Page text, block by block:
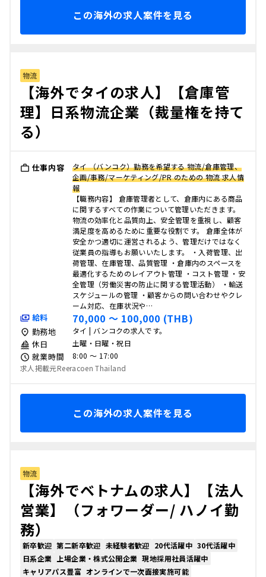
この海外の求人案件を見る
物流
【海外でタイの求人】【倉庫管
理】日系物流企業（裁量権を持て
る）
仕事内容
タイ （バンコク）勤務を希望する 物流/倉庫管理、
企画/事務/マーケティング/PR のための 物流 求人情
報
【職務内容】 倉庫管理者として、倉庫内にある商品
に関するすべての作業について管理いただきます。
物流の効率化と品質向上、安全管理を重視し、顧客
満足度を高めるために重要な役割です。 倉庫全体が
安全かつ適切に運営されるよう、管理だけではなく
従業員の指導もお願いいたします。 ・入荷管理、出
荷管理、在庫管理、品質管理 ・倉庫内のスペースを
最適化するためのレイアウト管理 ・コスト管理 ・安
全管理（労働災害の防止に関する管理活動） ・輸送
スケジュールの管理 ・顧客からの問い合わせやクレ
ーム対応、在庫状況や…
給料 70,000 〜 100,000 (THB)
勤務地 タイ | バンコクの求人です。
休日 土曜・日曜・祝日
就業時間
8:00 〜 17:00
求人掲載元Reeracoen Thailand
この海外の求人案件を見る
物流
【海外でベトナムの求人】【法人
営業】（フォワーダー/ ハノイ勤
務）
新卒歓迎 第二新卒歓迎 未経験者歓迎 20代活躍中 30代活躍中
日系企業
上場企業・株式公開企業 現地採用社員活躍中
キャリアパス豊富 オンラインで一次面接実施可能